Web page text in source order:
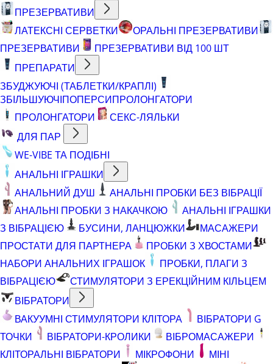
ПРЕЗЕРВАТИВИ
ЛАТЕКСНІ СЕРВЕТКИ
ОРАЛЬНІ ПРЕЗЕРВАТИВИ
ПРЕЗЕРВАТИВИ
ПРЕЗЕРВАТИВИ ВІД 100 ШТ
ПРЕПАРАТИ
ЗБУДЖУЮЧІ (ТАБЛЕТКИ/КРАПЛІ)
ЗБІЛЬШУЮЧІПОПЕРСИПРОЛОНГАТОРИ
ПРОЛОНГАТОРИ
СЕКС-ЛЯЛЬКИ
ДЛЯ ПАР
WE-VIBE ТА ПОДІБНІ
АНАЛЬНІ ІГРАШКИ
АНАЛЬНИЙ ДУШ
АНАЛЬНІ ПРОБКИ БЕЗ ВІБРАЦІЇ
АНАЛЬНІ ПРОБКИ З НАКАЧКОЮ
АНАЛЬНІ ІГРАШКИ
З ВІБРАЦІЄЮ
БУСИНИ, ЛАНЦЮЖКИ
МАСАЖЕРИ
ПРОСТАТИ ДЛЯ ПАРТНЕРА
ПРОБКИ З ХВОСТАМИ
НАБОРИ АНАЛЬНИХ ІГРАШОК
ПРОБКИ, ПЛАГИ З
ВІБРАЦІЄЮ
СТИМУЛЯТОРИ З ЕРЕКЦІЙНИМ КІЛЬЦЕМ
ВІБРАТОРИ
ВАКУУМНІ СТИМУЛЯТОРИ КЛІТОРА
ВІБРАТОРИ G
ТОЧКИ
ВІБРАТОРИ-КРОЛИКИ
ВІБРОМАСАЖЕРИ
КЛІТОРАЛЬНІ ВІБРАТОРИ
МІКРОФОНИ
МІНІ